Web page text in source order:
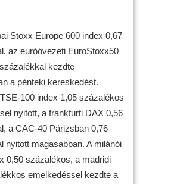
Stoxx Europe 600 index 0,67
az euróövezeti EuroStoxx50
kezdte
a pénteki kereskedést.
100 index 1,05 százalékos
nyitott, a frankfurti DAX 0,56
a CAC-40 Párizsban 0,76
nyitott magasabban. A milánói
0,50 százalékos, a madridi
emelkedéssel kezdte a